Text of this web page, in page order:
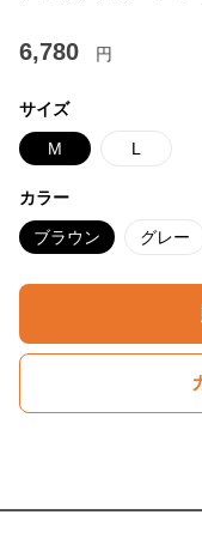
6,780 円
サイズ
M L
カラー
ブラウン グレー